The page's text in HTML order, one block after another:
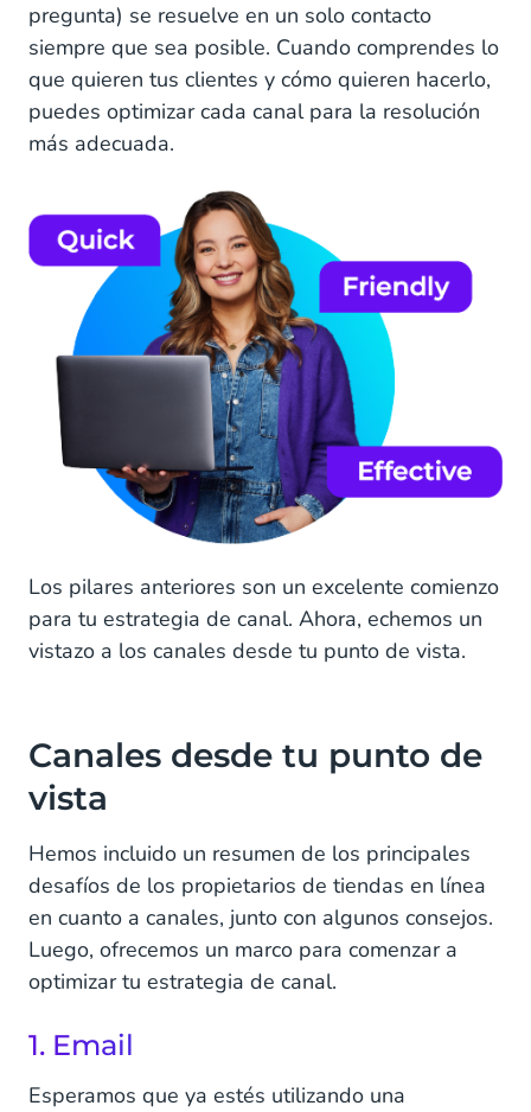
pregunta) se resuelve en un solo contacto
siempre que sea posible. Cuando comprendes lo
que quieren tus clientes y cómo quieren hacerlo,
puedes optimizar cada canal para la resolución
más adecuada.
Los pilares anteriores son un excelente comienzo
para tu estrategia de canal. Ahora, echemos un
vistazo a los canales desde tu punto de vista.
Canales desde tu punto de
vista
Hemos incluido un resumen de los principales
desafíos de los propietarios de tiendas en línea
en cuanto a canales, junto con algunos consejos.
Luego, ofrecemos un marco para comenzar a
optimizar tu estrategia de canal.
1. Email
Esperamos que ya estés utilizando una